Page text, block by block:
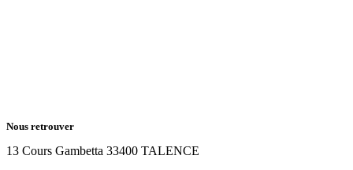
Nous retrouver
13 Cours Gambetta 33400 TALENCE